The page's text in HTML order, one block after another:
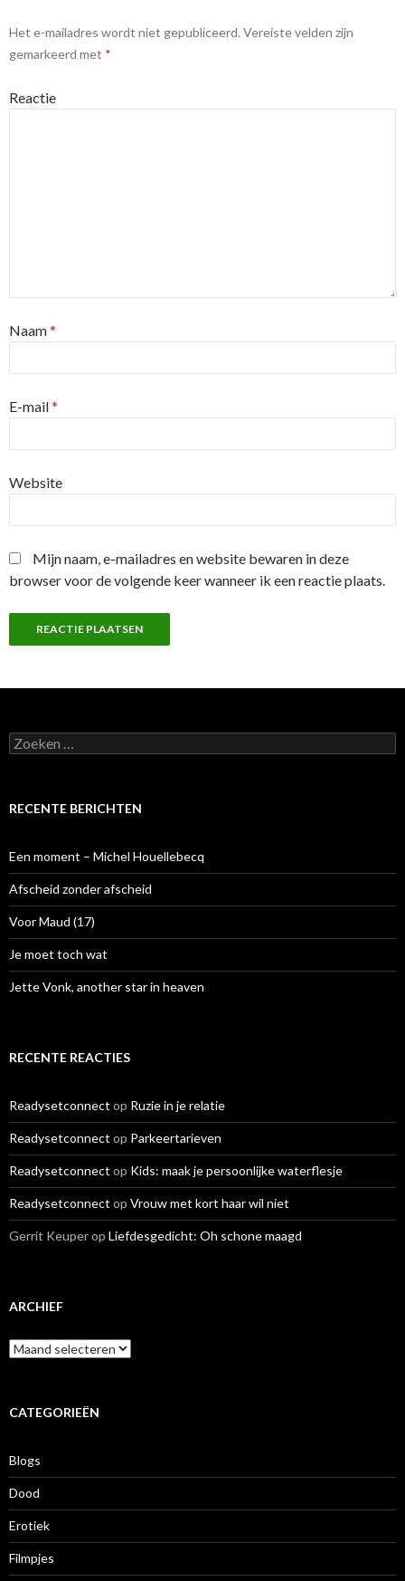
Het e-mailadres wordt niet gepubliceerd. Vereiste velden zijn
gemarkeerd met *
Reactie
Naam*
E-mail*
Website
Mijn naam, e-mailadres en website bewaren in deze
browser voor de volgende keer wanneer ik een reactie plaats.
Z
o
e
a
a
r
:
RECENTE BERICHTEN
Een moment – Michel Houellebecq
Afscheid zonder afscheid
Voor Maud (17)
Je moet toch wat
Jette Vonk, another star in heaven
RECENTE REACTIES
Readysetconnect op Ruzie in je relatie
Readysetconnect op Parkeertarieven
Readysetconnect op Kids: maak je persoonlijke waterflesje
Readysetconnect op Vrouw met kort haar wil niet
Gerrit Keuperop Liefdesgedicht: Oh schone maagd
ARCHIEF
A
r
iCATEGORIEËN
Blogs
Dood
Erotiek
Filmpjes